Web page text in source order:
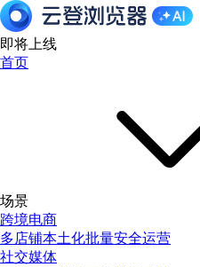
即将上线
首页
场景
跨境电商
多店铺本土化批量安全运营
社交媒体